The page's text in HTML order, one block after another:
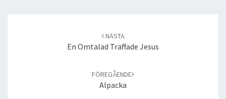
NÄSTA
En Omtalad Träffade Jesus
FÖREGÅENDE
Alpacka